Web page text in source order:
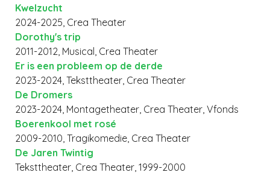
Kwelzucht
2024-2025, Crea Theater
Dorothy's trip
2011-2012, Musical, Crea Theater
Er is een probleem op de derde
2023-2024, Teksttheater, Crea Theater
De Dromers
2023-2024, Montagetheater, Crea Theater, Vfonds
Boerenkool met rosé
2009-2010, Tragikomedie, Crea Theater
De Jaren Twintig
Teksttheater, Crea Theater, 1999-2000